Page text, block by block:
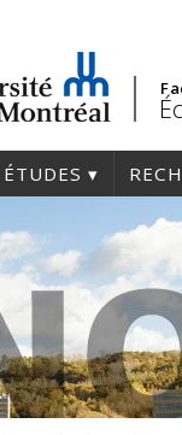
ÉTUDES